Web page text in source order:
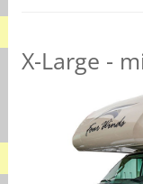
X-Large -